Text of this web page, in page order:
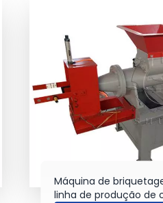
Máquina de
linha de produção de